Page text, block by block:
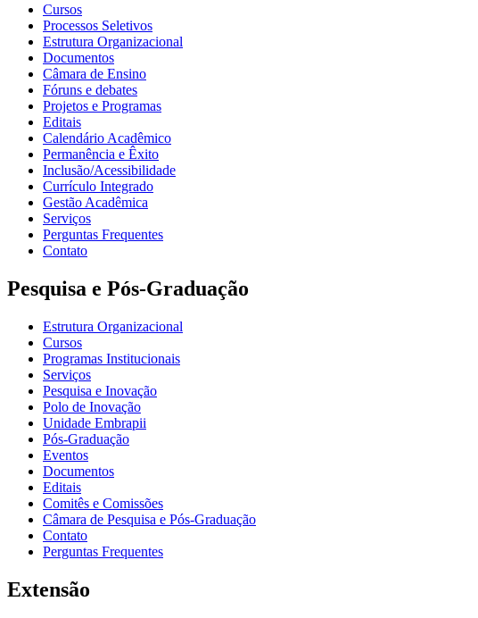
Cursos
Processos Seletivos
Estrutura Organizacional
Documentos
Câmara de Ensino
Fóruns e debates
Projetos e Programas
Editais
Calendário Acadêmico
Permanência e Êxito
Inclusão/Acessibilidade
Currículo Integrado
Gestão Acadêmica
Serviços
Perguntas Frequentes
Contato
Pesquisa e Pós-Graduação
Estrutura Organizacional
Cursos
Programas Institucionais
Serviços
Pesquisa e Inovação
Polo de Inovação
Unidade Embrapii
Pós-Graduação
Eventos
Documentos
Editais
Comitês e Comissões
Câmara de Pesquisa e Pós-Graduação
Contato
Perguntas Frequentes
Extensão